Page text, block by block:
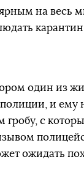
на весь
один из
и ему
гробу, с
ожидать